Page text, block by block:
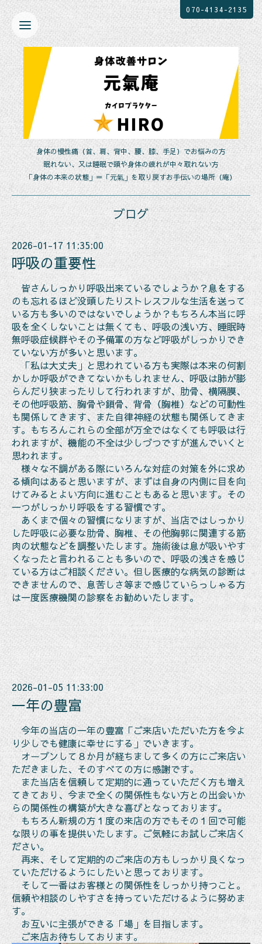
身体の慢性痛（首、肩、背中、腰、膝、手足）でお悩みの方
眠れない、又は睡眠で頭や身体の疲れが中々取れない方
「身体の本来の状態」＝「元氣」を取り戻すお手伝いの場所（庵）
070-4134-2135
ブログ
2026-01-17 11:35:00
呼吸の重要性
皆さんしっかり呼吸出来ているでしょうか？息をする
のも忘れるほど没頭したりストレスフルな生活を送って
いる方も多いのではないでしょうか？もちろん本当に呼
吸を全くしないことは無くても、呼吸の浅い方、睡眠時
無呼吸症候群やその予備軍の方など呼吸がしっかりでき
ていない方が多いと思います。
「私は大丈夫」と思われている方も実際は本来の何割
かしか呼吸ができてないかもしれません、呼吸は肺が膨
らんだり狭まったりして行われますが、肋骨、横隔膜、
その他呼吸筋、胸骨や鎖骨、背骨（胸椎）などの可動性
も関係してきます、また自律神経の状態も関係してきま
す。もちろんこれらの全部が万全ではなくても呼吸は行
われますが、機能の不全は少しづつですが進んでいくと
思われます。
様々な不調がある際にいろんな対症の対策を外に求め
る傾向はあると思いますが、まずは自身の内側に目を向
けてみるとよい方向に進むこともあると思います。その
一つがしっかり呼吸をする習慣です。
あくまで個々の習慣になりますが、当店ではしっかり
した呼吸に必要な肋骨、胸椎、その他胸郭に関連する筋
肉の状態などを調整いたします。施術後は息が吸いやす
くなったと言われることも多いので、呼吸の浅さを感じ
ている方はご相談ください。但し医療的な病気の診断は
できませんので、息苦しさ等まで感じていらっしゃる方
は一度医療機関の診察をお勧めいたします。
2026-01-05 11:33:00
一年の豊富
今年の当店の一年の豊富「ご来店いただいた方を今よ
り少しでも健康に幸せにする」でいきます。
オープンして８か月が経ちまして多くの方にご来店い
ただきました、そのすべての方に感謝です。
また当店を信頼して定期的に通っていただく方も増え
てきており、今まで全くの関係性もない方との出会いか
らの関係性の構築が大きな喜びとなっております。
もちろん新規の方１度の来店の方でもその１回で可能
な限りの事を提供いたします。ご気軽にお試しご来店く
ださい。
再来、そして定期的のご来店の方もしっかり良くなっ
ていただけるようにしたいと思っております。
そして一番はお客様との関係性をしっかり持つこと。
信頼や相談のしやすさを持っていただけるように努めま
す。
お互いに主張ができる「場」を目指します。
ご来店お待ちしております。